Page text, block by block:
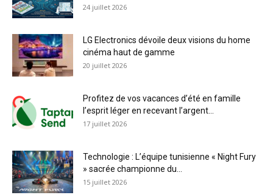
24 juillet 2026
LG Electronics dévoile deux visions du home
cinéma haut de gamme
20 juillet 2026
Profitez de vos vacances d’été en famille
l’esprit léger en recevant l’argent...
17 juillet 2026
Technologie : L’équipe tunisienne « Night Fury
» sacrée championne du...
15 juillet 2026